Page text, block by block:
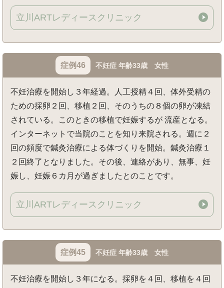
立川ARTレディースクリニック
症例46 不妊症 年齢33歳 女性
不妊治療を開始し３年経過。人工授精４回、体外受精の
ための採卵２回、移植２回、そのうちの８個の卵が凍結
されている。このときの移植で妊娠するが 流産となる。
インターネットで当院のことを知り来院される。週に２
回の頻度で鍼灸治療による体づくりを開始。鍼灸治療１
２回終了となりました。その後、連絡があり、無事、妊
娠し、妊娠６カ月が過ぎましたとのことです。
立川ARTレディースクリニック
症例45 不妊症 年齢33歳 女性
不妊治療を開始し３年になる。採卵を４回、移植を４回